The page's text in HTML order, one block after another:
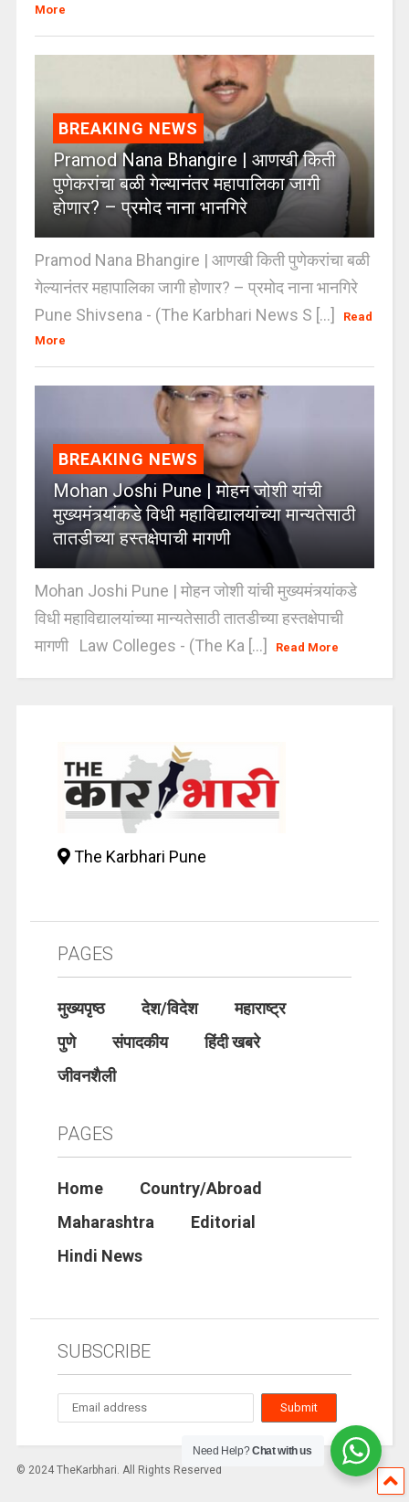
More
BREAKING NEWS
Pramod Nana Bhangire | आणखी किती
पुणेकरांचा बळी गेल्यानंतर महापालिका जागी
होणार? – प्रमोद नाना भानगिरे
Pramod Nana Bhangire | आणखी किती पुणेकरांचा बळी
गेल्यानंतर महापालिका जागी होणार? – प्रमोद नाना भानगिरे
Pune Shivsena - (The Karbhari News S [...]
Read
More
BREAKING NEWS
Mohan Joshi Pune | मोहन जोशी यांची
मुख्यमंत्र्यांकडे विधी महाविद्यालयांच्या मान्यतेसाठी
तातडीच्या हस्तक्षेपाची मागणी
Mohan Joshi Pune | मोहन जोशी यांची मुख्यमंत्र्यांकडे
विधी महाविद्यालयांच्या मान्यतेसाठी तातडीच्या हस्तक्षेपाची
मागणी Law Colleges - (The Ka [...]
Read More
The Karbhari Pune
PAGES
मुख्यपृष्ठ देश/विदेश
महाराष्ट्र
पुणे
संपादकीय
हिंदी खबरे
जीवनशैली
PAGES
Home
Country/Abroad
Maharashtra
Editorial
Hindi News
SUBSCRIBE
© 2024 TheKarbhari. All Rights Reserved
Need Help?Chat with us